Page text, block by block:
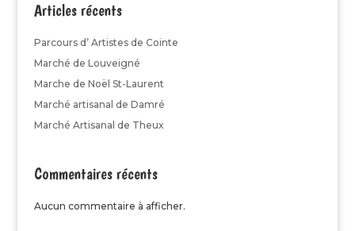
Articles récents
Parcours d’ Artistes de Cointe
Marché de Louveigné
Marche de Noël St-Laurent
Marché artisanal de Damré
Marché Artisanal de Theux
Commentaires récents
Aucun commentaire à afficher.